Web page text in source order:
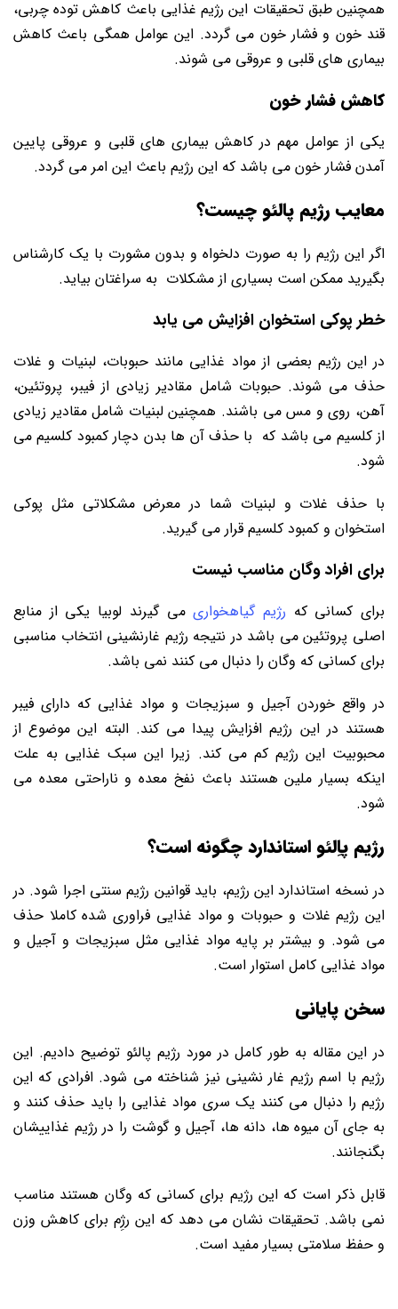
همچنین طبق تحقیقات این رژیم غذایی باعث کاهش توده چربی،
قند خون و فشار خون می گردد. این عوامل همگی باعث کاهش
بیماری های قلبی و عروقی می شوند.
کاهش فشار خون
یکی از عوامل مهم در کاهش بیماری های قلبی و عروقی پایین
آمدن فشار خون می باشد که این رژیم باعث این امر می گردد.
معایب رژیم پالئو چیست؟
اگر این رژیم را به صورت دلخواه و بدون مشورت با یک کارشناس
بگیرید ممکن است بسیاری از مشکلات به سراغتان بیاید.
خطر پوکی استخوان افزایش می یابد
در این رژیم بعضی از مواد غذایی مانند حبوبات، لبنیات و غلات
حذف می شوند. حبوبات شامل مقادیر زیادی از فیبر، پروتئین،
آهن، روی و مس می باشند. همچنین لبنیات شامل مقادیر زیادی
از کلسیم می باشد که با حذف آن ها بدن دچار کمبود کلسیم می
شود.
با حذف غلات و لبنیات شما در معرض مشکلاتی مثل پوکی
استخوان و کمبود کلسیم قرار می گیرید.
برای افراد وگان مناسب نیست
برای کسانی که رژیم گیاهخواریمی گیرند لوبیا یکی از منابع
اصلی پروتئین می باشد در نتیجه رژیم غارنشینی انتخاب مناسبی
برای کسانی که وگان را دنبال می کنند نمی باشد.
در واقع خوردن آجیل و سبزیجات و مواد غذایی که دارای فیبر
هستند در این رژیم افزایش پیدا می کند. البته این موضوع از
محبوبیت این رژیم کم می کند. زیرا این سبک غذایی به علت
اینکه بسیار ملین هستند باعث نفخ معده و ناراحتی معده می
شود.
رژیم پاِلئو استاندارد چگونه است؟
در نسخه استاندارد این رژیم، باید قوانین رژیم سنتی اجرا شود. در
این رژیم غلات و حبوبات و مواد غذایی فراوری شده کاملا حذف
می شود. و بیشتر بر پایه مواد غذایی مثل سبزیجات و آجیل و
مواد غذایی کامل استوار است.
سخن پایانی
در این مقاله به طور کامل در مورد رژیم پالئو توضیح دادیم. این
رژیم با اسم رژیم غار نشینی نیز شناخته می شود. افرادی که این
رژیم را دنبال می کنند یک سری مواد غذایی را باید حذف کنند و
به جای آن میوه ها، دانه ها، آجیل و گوشت را در رژیم غذاییشان
بگنجانند.
قابل ذکر است که این رژیم برای کسانی که وگان هستند مناسب
نمی باشد. تحقیقات نشان می دهد که این رژِم برای کاهش وزن
و حفظ سلامتی بسیار مفید است.